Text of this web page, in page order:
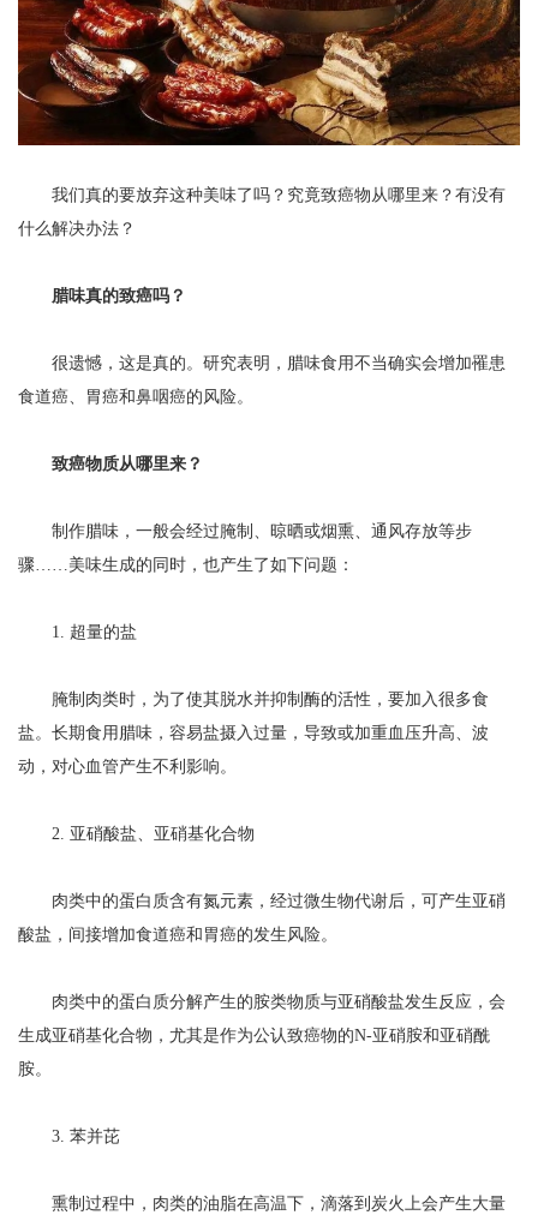
我们真的要放弃这种美味了吗？究竟致癌物从哪里来？有没有
什么解决办法？
腊味真的致癌吗？
很遗憾，这是真的。研究表明，腊味食用不当确实会增加罹患
食道癌、胃癌和鼻咽癌的风险。
致癌物质从哪里来？
制作腊味，一般会经过腌制、晾晒或烟熏、通风存放等步
骤……美味生成的同时，也产生了如下问题：
1. 超量的盐
腌制肉类时，为了使其脱水并抑制酶的活性，要加入很多食
盐。长期食用腊味，容易盐摄入过量，导致或加重血压升高、波
动，对心血管产生不利影响。
2. 亚硝酸盐、亚硝基化合物
肉类中的蛋白质含有氮元素，经过微生物代谢后，可产生亚硝
酸盐，间接增加食道癌和胃癌的发生风险。
肉类中的蛋白质分解产生的胺类物质与亚硝酸盐发生反应，会
生成亚硝基化合物，尤其是作为公认致癌物的N-亚硝胺和亚硝酰
胺。
3. 苯并芘
熏制过程中，肉类的油脂在高温下，滴落到炭火上会产生大量